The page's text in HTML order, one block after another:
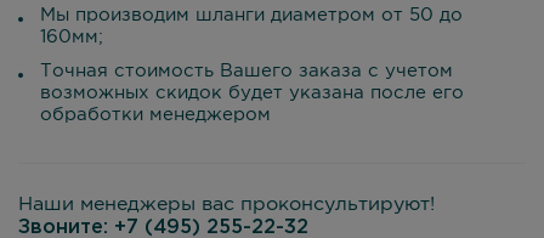
Мы производим шланги диаметром от 50 до
160мм;
Точная стоимость Вашего заказа с учетом
возможных скидок будет указана после его
обработки менеджером
Наши менеджеры вас проконсультируют!
Звоните: +7 (495) 255-22-32